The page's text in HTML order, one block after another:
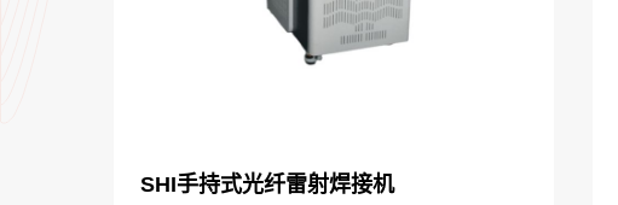
SHI手持式光纤雷射焊接机